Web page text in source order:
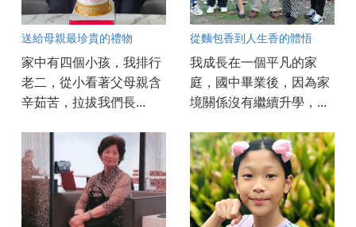
送給母親最珍貴的禮物
家中有四個小孩，我排行
老二，從小看著父母親含
辛茹苦，拉拔我們長...
從麵包香到人生香的體悟
我成長在一個平凡的家
庭，國中畢業後，因為家
境關係沒有繼續升學，...